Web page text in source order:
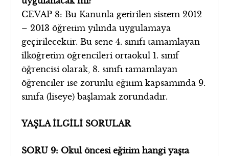
CEVAP 8: Bu Kanunla getirilen sistem 2012
– 2013 öğretim yılında uygulamaya
geçirilecektir. Bu sene 4. sınıfı tamamlayan
ilköğretim öğrencileri ortaokul 1. sınıf
öğrencisi olarak, 8. sınıfı tamamlayan
öğrenciler ise zorunlu eğitim kapsamında 9.
sınıfa (liseye) başlamak zorundadır.
YAŞLA İLGİLİ SORULAR
SORU 9: Okul öncesi eğitim hangi yaşta